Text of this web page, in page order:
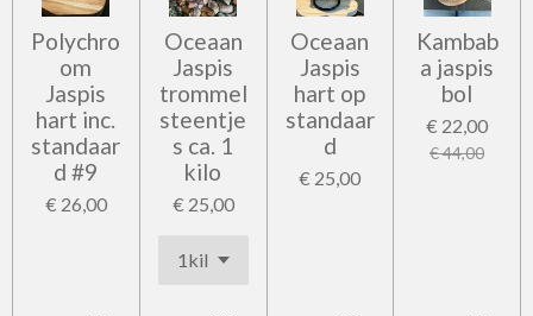
Polychro
om
Jaspis
hart inc.
standaar
d #9
€ 26,00
Oceaan
Jaspis
trommel
steentje
s ca. 1
kilo
€ 25,00
Oceaan
Jaspis
hart op
standaar
d
€ 25,00
Kambab
a jaspis
bol
€ 22,00
€ 44,00